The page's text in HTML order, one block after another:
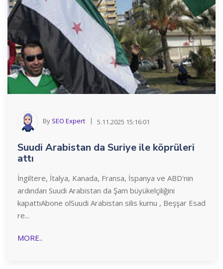
By SEO Expert 5.11.2025 15:16:01
Suudi Arabistan da Suriye ile köprüleri
attı
İngiltere, İtalya, Kanada, Fransa, İspanya ve ABD'nin
ardından Suudi Arabistan da Şam büyükelçiliğini
kapattıAbone olSuudi Arabistan silis kumu , Beşşar Esad
re...
MORE..